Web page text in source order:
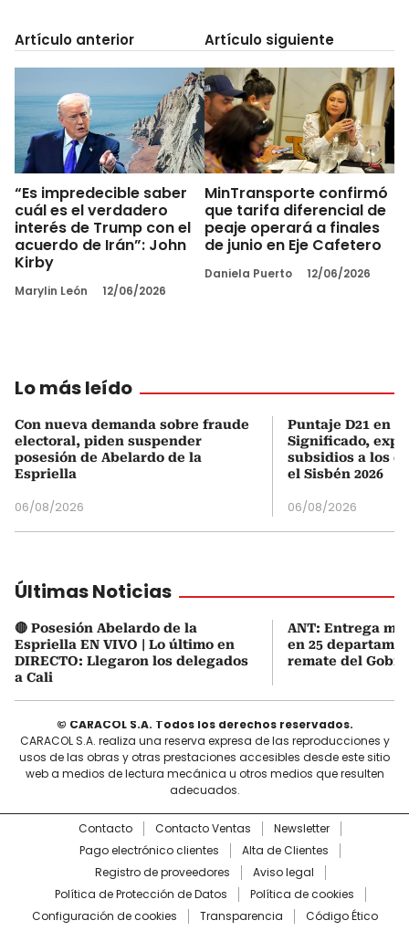
Artículo anterior
“Es impredecible saber
cuál es el verdadero
interés de Trump con el
acuerdo de Irán”: John
Kirby
Marylin León 12/06/2026
Artículo siguiente
MinTransporte confirmó
que tarifa diferencial de
peaje operará a finales
de junio en Eje Cafetero
Daniela Puerto 12/06/2026
Lo más leído
Con nueva demanda sobre fraude
electoral, piden suspender
posesión de Abelardo de la
Espriella
06/08/2026
Puntaje D21 en
Significado,
subsidios a los
el Sisbén 2026
06/08/2026
Últimas Noticias
🔴 Posesión Abelardo de la
Espriella EN VIVO | Lo último en
DIRECTO: Llegaron los delegados
a Cali
ANT: Entrega
en 25
remate del
© CARACOL S.A. Todos los derechos reservados.
CARACOL S.A. realiza una reserva expresa de las reproducciones y
usos de las obras y otras prestaciones accesibles desde este sitio
web a medios de lectura mecánica u otros medios que resulten
adecuados.
Contacto Contacto Ventas
Newsletter
Pago electrónico clientes
Alta de Clientes
Registro de proveedores
Aviso legal
Política de Protección de Datos
Política de cookies
Configuración de cookies
Transparencia Código Ético